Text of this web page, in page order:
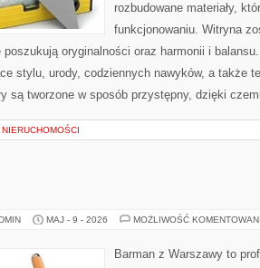
rozbudowane materiały,
funkcjonowaniu. Witryna
poszukują oryginalności oraz harmonii i
stylu, urody, codziennych nawyków, a także
są tworzone w sposób przystępny, dzięki
NIERUCHOMOŚCI
MAJ - 9 - 2026 MOŻLIWOŚĆ
Barman z Warszawy to